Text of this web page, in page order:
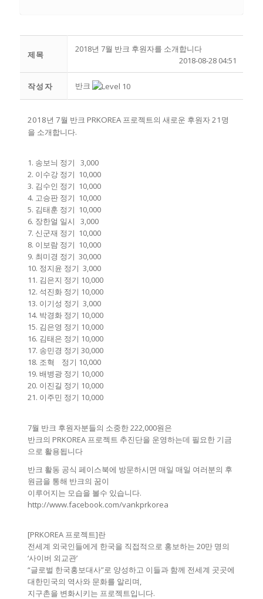
제목
2018년 7월 반크 후원자를 소개합니다
2018-08-28 04:51
작성자 반크
2018년 7월 반크 PRKOREA 프로젝트의 새로운 후원자 21명
을 소개합니다.
1. 송보늬 정기 3,000
2. 이수강 정기 10,000
3. 김수인 정기 10,000
4. 고승판 정기 10,000
5. 김태훈 정기 10,000
6. 장한얼 일시 3,000
7. 신군재 정기 10,000
8. 이보람 정기 10,000
9. 최미경 정기 30,000
10. 정지윤 정기 3,000
11. 김은지 정기 10,000
12. 석진화 정기 10,000
13. 이기성 정기 3,000
14. 박경화 정기 10,000
15. 김은영 정기 10,000
16. 김태은 정기 10,000
17. 송민경 정기 30,000
18. 조혁 정기 10,000
19. 배병광 정기 10,000
20. 이진길 정기 10,000
21. 이주민 정기 10,000
7월 반크 후원자분들의 소중한 222,000원은
반크의 PRKOREA 프로젝트 추진단을 운영하는데 필요한 기금
으로 활용됩니다
반크 활동 공식 페이스북에 방문하시면 매일 매일 여러분의 후
원금을 통해 반크의 꿈이
이루어지는 모습을 볼수 있습니다.
http://www.facebook.com/vankprkorea
[PRKOREA 프로젝트]란
전세계 외국인들에게 한국을 직접적으로 홍보하는 20만 명의
‘사이버 외교관’
“글로벌 한국홍보대사”로 양성하고 이들과 함께 전세계 곳곳에
대한민국의 역사와 문화를 알리며,
지구촌을 변화시키는 프로젝트입니다.